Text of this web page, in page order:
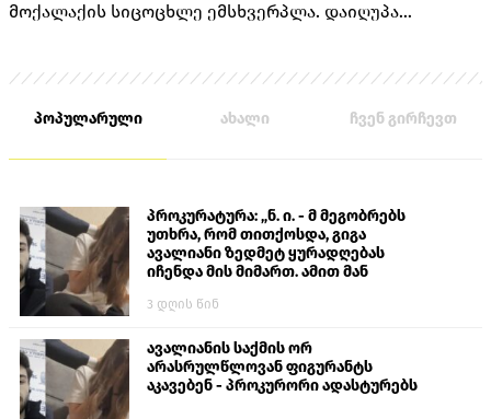
მოქალაქის სიცოცხლე ემსხვერპლა. დაიღუპა
მშვიდობიანი მცხოვრები.
პოპულარული ახალი ჩვენ გირჩევთ
პროკურატურა: „ნ. ი. - მ მეგობრებს
უთხრა, რომ თითქოსდა, გიგა
ავალიანი ზედმეტ ყურადღებას
იჩენდა მის მიმართ. ამით მან
თავს დასხმოდა გიგა ავალიანს“
3 დღის წინ
ავალიანის საქმის ორ
არასრულწლოვან ფიგურანტს
აკავებენ - პროკურორი ადასტურებს